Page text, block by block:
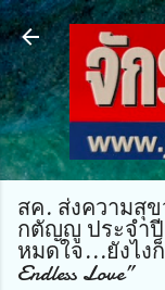
สค. ส่งความสุ
กตัญญู ประจำปี
หมดใจ...ยังไง
Endless Love”